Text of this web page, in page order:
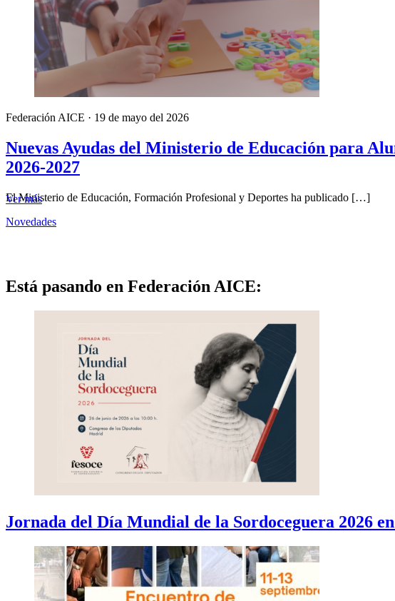
Federación AICE · 19 de mayo del 2026
Nuevas Ayudas del Ministerio de Educación para
2026-2027
El Ministerio de Educación, Formación Profesional y Deportes ha publicado […]
Novedades
Ver más
Está pasando en Federación AICE:
Jornada del Día Mundial de la Sordoceguera 2026